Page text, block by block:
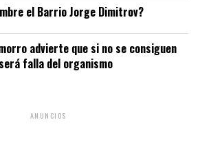
el Barrio Jorge Dimitrov?
advierte que si no se consiguen
falla del organismo
ANUNCIOS